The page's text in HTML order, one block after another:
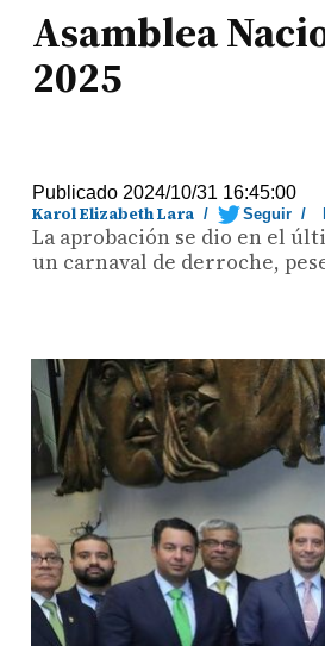
Asamblea
2025
Publicado 2024/10/31 16:45:00
Karol Elizabeth Lara / Seguir /
La aprobación se dio en el
un carnaval de derroche,